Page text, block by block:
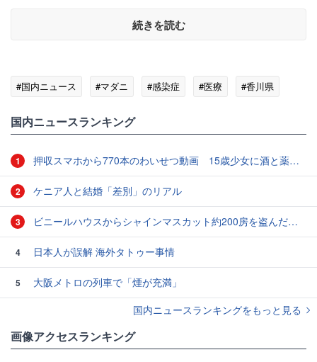
続きを読む
#国内ニュース #マダニ #感染症 #医療 #香川県
国内ニュースランキング
1 押収スマホから770本のわいせつ動画 15歳少女に酒と薬飲ませ性的暴行か 54歳男を再逮捕 「薬もありますよ」とSNSで誘い出し
2 ケニア人と結婚「差別」のリアル
3 ビニールハウスからシャインマスカット約200房を盗んだ疑い ネットで販売か 無職の男（42）逮捕 岡山県警
4 日本人が誤解 海外タトゥー事情
5
大阪メトロの列車で「煙が充満」
国内ニュースランキングをもっと見る
画像アクセスランキング